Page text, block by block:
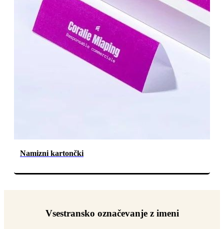
Namizni kartončki
Vsestransko označevanje z imeni